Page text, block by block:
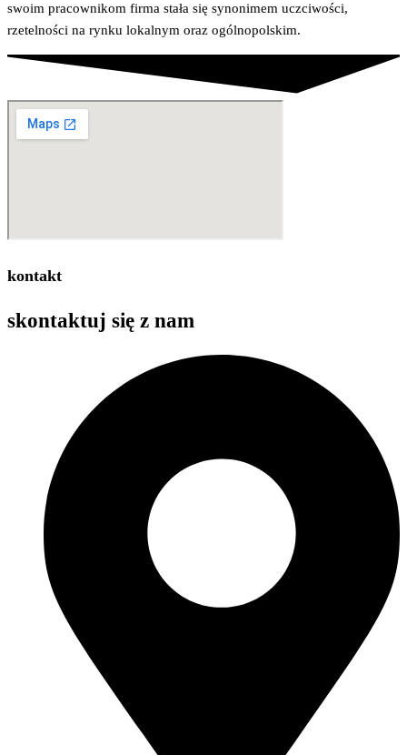
swoim pracownikom firma stała się synonimem uczciwości,
rzetelności na rynku lokalnym oraz ogólnopolskim.
kontakt
skontaktuj się z nam